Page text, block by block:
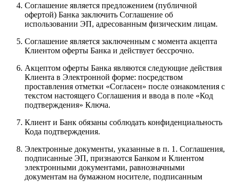
Соглашение является предложением (публичной
офертой) Банка заключить Соглашение об
использовании ЭП, адресованным физическим лицам.
Соглашение является заключенным с момента акцепта
Клиентом оферты Банка и действует бессрочно.
Акцептом оферты Банка являются следующие действия
Клиента в Электронной форме: посредством
проставления отметки «Согласен» после ознакомления с
текстом настоящего Соглашения и ввода в поле «Код
подтверждения» Ключа.
Клиент и Банк обязаны соблюдать конфиденциальность
Кода подтверждения.
Электронные документы, указанные в п. 1. Соглашения,
подписанные ЭП, признаются Банком и Клиентом
электронными документами, равнозначными
документам на бумажном носителе, подписанным